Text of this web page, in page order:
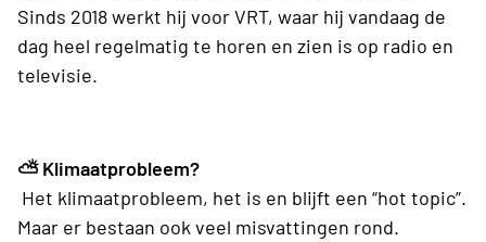
Sinds 2018 werkt hij voor VRT, waar hij vandaag de
dag heel regelmatig te horen en zien is op radio en
televisie.
⛅️ Klimaatprobleem?
Het klimaatprobleem, het is en blijft een “hot topic”.
Maar er bestaan ook veel misvattingen rond.